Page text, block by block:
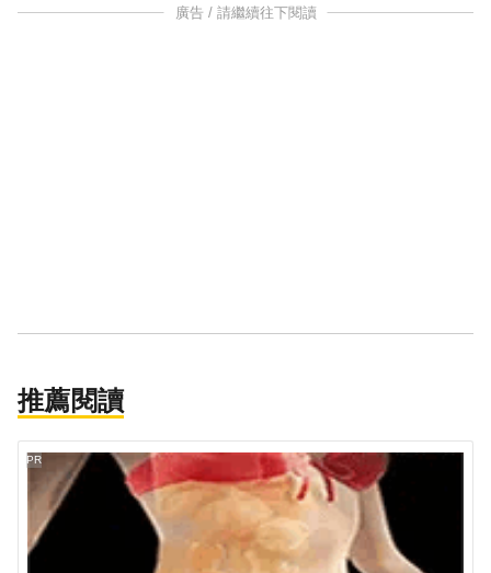
廣告 / 請繼續往下閱讀
推薦閱讀
PR